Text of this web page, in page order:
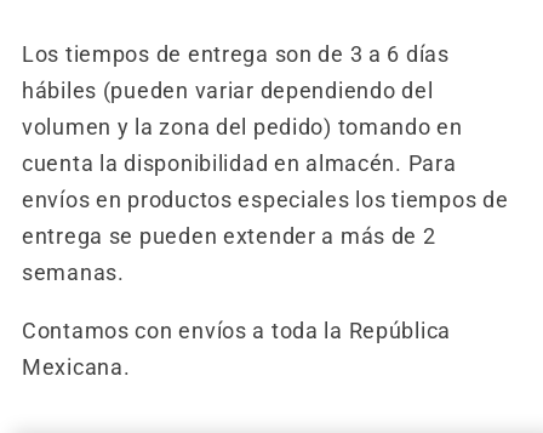
Los tiempos de entrega son de 3 a 6 días
hábiles (pueden variar dependiendo del
volumen y la zona del pedido) tomando en
cuenta la disponibilidad en almacén. Para
envíos en productos especiales los tiempos de
entrega se pueden extender a más de 2
semanas.
Contamos con envíos a toda la República
Mexicana.